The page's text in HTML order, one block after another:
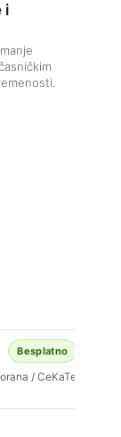
i
Besplatno
/ CeKaTe